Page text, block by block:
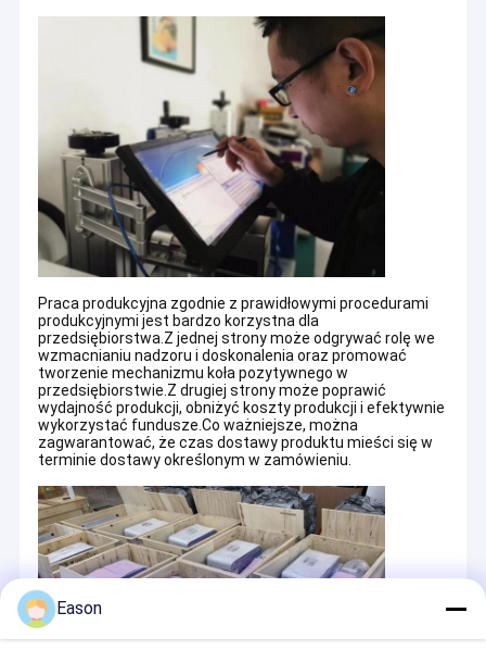
maszyna do stronicowania
Przenośnik taśmowy do pakowania żywności
Maszyna do kontroli wizualnej
Materiały eksploatacyjne do drukarki
Praca produkcyjna zgodnie z prawidłowymi procedurami
produkcyjnymi jest bardzo korzystna dla
przedsiębiorstwa.Z jednej strony może odgrywać rolę we
wzmacnianiu nadzoru i doskonalenia oraz promować
tworzenie mechanizmu koła pozytywnego w
przedsiębiorstwie.Z drugiej strony może poprawić
wydajność produkcji, obniżyć koszty produkcji i efektywnie
wykorzystać fundusze.Co ważniejsze, można
zagwarantować, że czas dostawy produktu mieści się w
terminie dostawy określonym w zamówieniu.
W oparciu o rozszerzanie zakresu produktu, mamy nadzieję, że
nasz system kodowania może spełnić wymagania klientów na
całym świecie, stale poświęca się również oferowaniu
kompleksowych, wysokiej klasy produktów przemysłowego
atramentu i znakowania, inteligentnego i przenośnego systemu
kodowania , takie najnowsze ręczne drukarki atramentowe serii
"A", szybkie przemysłowe drukarki atramentowe serii "B",
przenośne drukarki atramentowe serii "C" oraz maszyny do
znakowania laserowego o wyższej konfiguracji z serii "L".
Magazyn:
Opakowanie:
Eason